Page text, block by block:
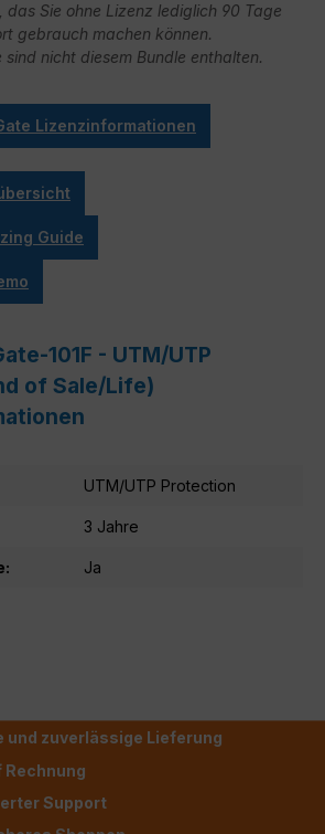
das Sie ohne Lizenz lediglich 90 Tage
gebrauch machen können.
nicht diesem Bundle enthalten.
Lizenzinformationen
Guide
101F - UTM/UTP
of Sale/Life)
UTM/UTP Protection
3 Jahre
Ja
und zuverlässige Lieferung
Rechnung
Support